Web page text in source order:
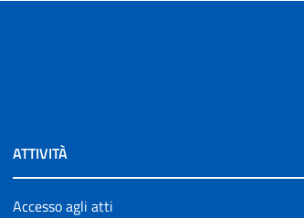
ATTIVITÀ
Accesso agli atti